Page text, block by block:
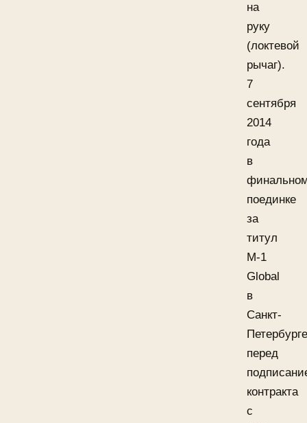
на
руку
(локтевой
рычаг).
7
сентября
2014
года
в
поединке
за
титул
M-1
Global
в
Санкт-
Петербурге
перед
контракта
с